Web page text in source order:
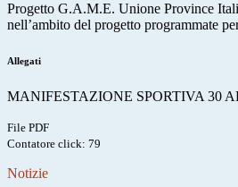
Progetto G.A.M.E. Unione Province
nell’ambito del progetto programmate
Allegati
MANIFESTAZIONE SPORTIVA 30
File PDF
Contatore click: 79
Notizie